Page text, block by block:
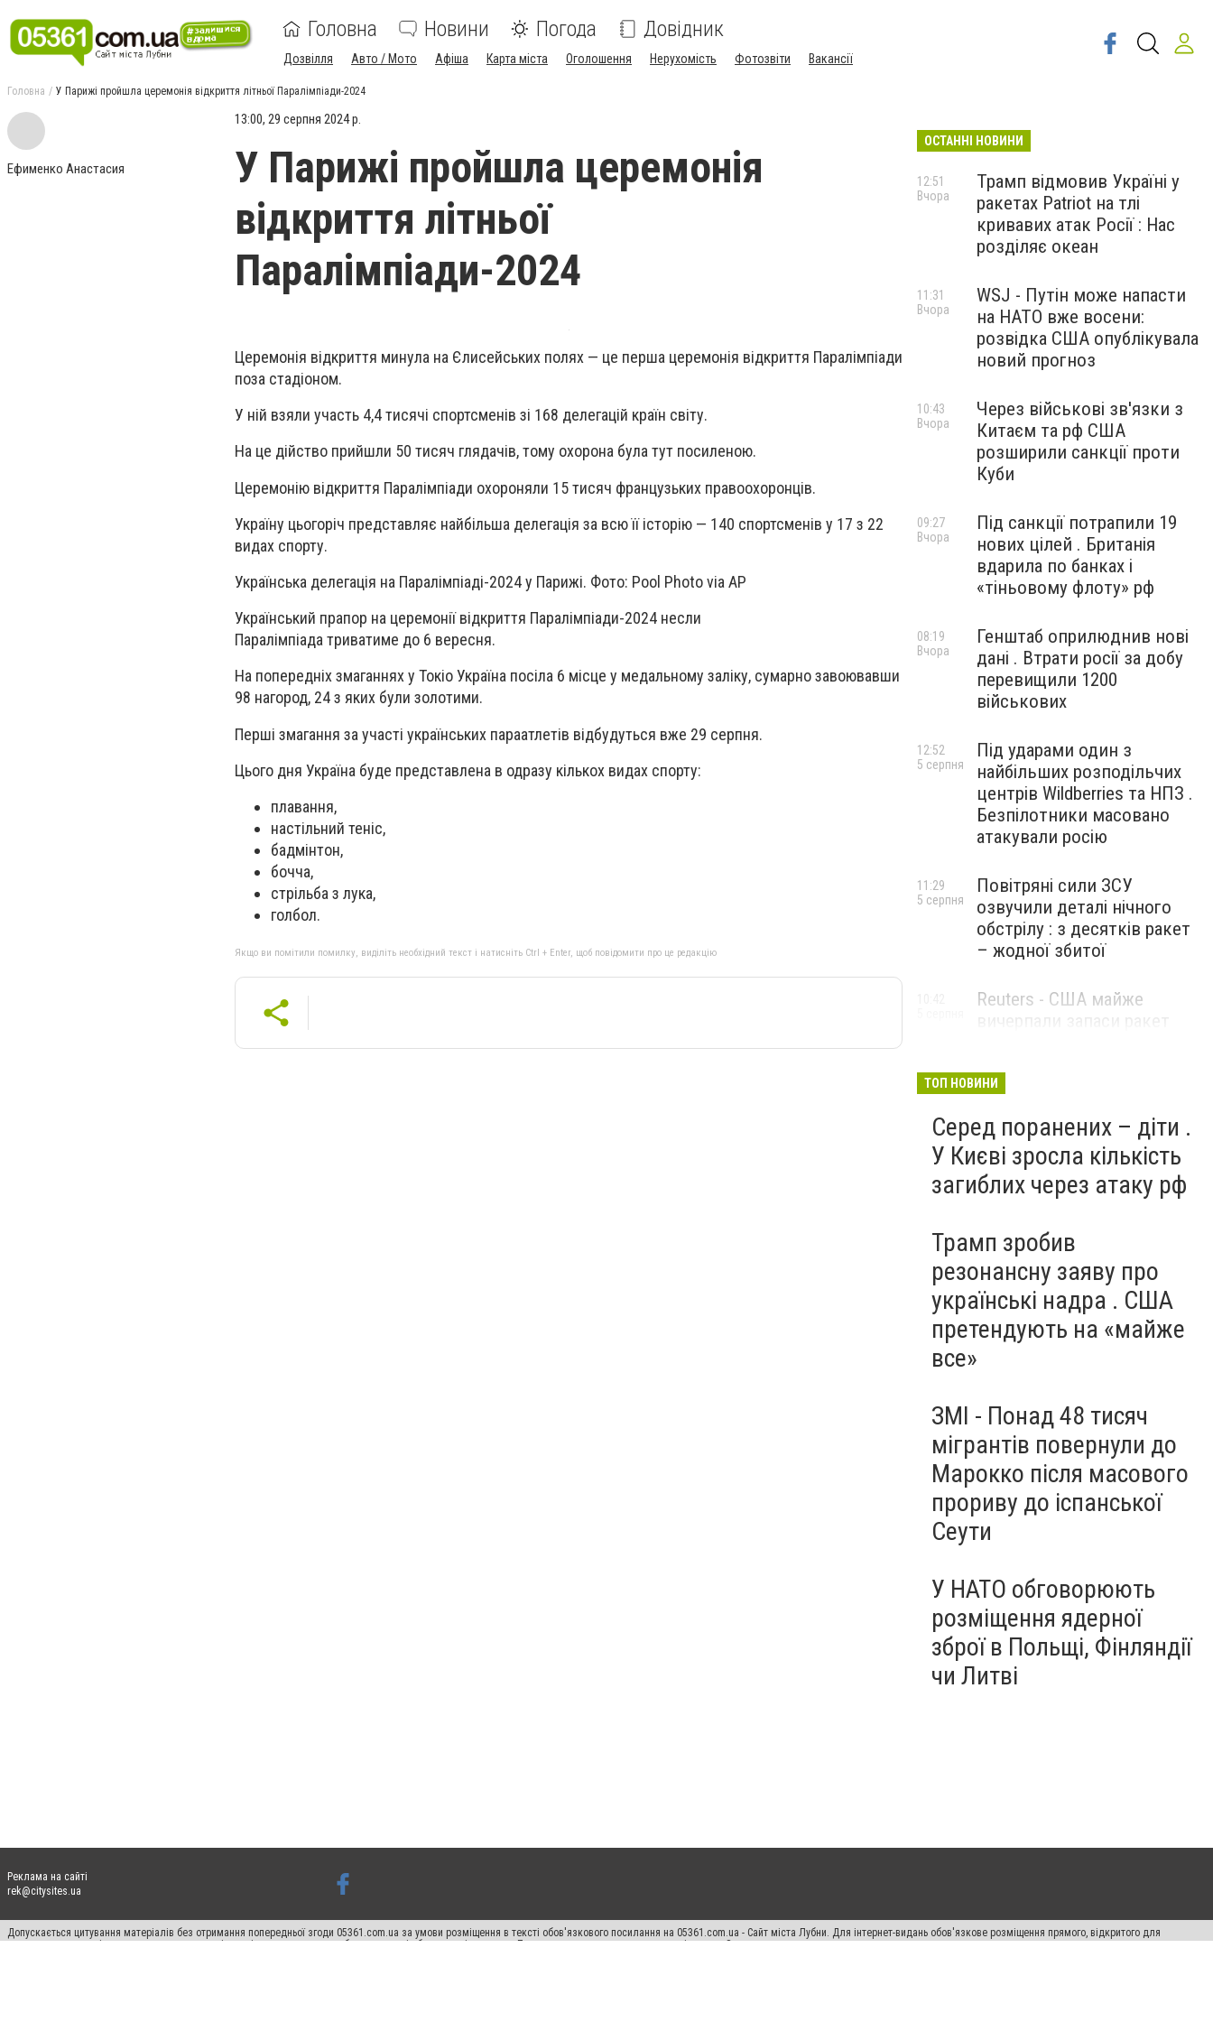
Головна Новини Погода Довідник
Дозвілля Авто / Мото Афіша Карта міста Оголошення Нерухомість Фотозвіти Вакансії
Головна У Парижі пройшла церемонія відкриття літньої Паралімпіади-2024
Ефименко Анастасия
13:00, 29 серпня 2024 р.
У Парижі пройшла церемонія
відкриття літньої
Паралімпіади-2024
Церемонія відкриття минула на Єлисейських полях — це перша церемонія відкриття Паралімпіади
поза стадіоном.
У ній взяли участь 4,4 тисячі спортсменів зі 168 делегацій країн світу.
На це дійство прийшли 50 тисяч глядачів, тому охорона була тут посиленою.
Церемонію відкриття Паралімпіади охороняли 15 тисяч французьких правоохоронців.
Україну цьогоріч представляє найбільша делегація за всю її історію — 140 спортсменів у 17 з 22
видах спорту.
Українська делегація на Паралімпіаді-2024 у Парижі. Фото: Pool Photo via AP
Український прапор на церемонії відкриття Паралімпіади-2024 несли
Паралімпіада триватиме до 6 вересня.
На попередніх змаганнях у Токіо Україна посіла 6 місце у медальному заліку, сумарно завоювавши
98 нагород, 24 з яких були золотими.
Перші змагання за участі українських параатлетів відбудуться вже 29 серпня.
Цього дня Україна буде представлена в одразу кількох видах спорту:
плавання,
настільний теніс,
бадмінтон,
бочча,
стрільба з лука,
голбол.
Якщо ви помітили помилку, виділіть необхідний текст і натисніть Ctrl + Enter, щоб повідомити про це редакцію
ОСТАННІ НОВИНИ
Трамп відмовив Україні у
ракетах Patriot на тлі
кривавих атак Росії : Нас
розділяє океан
12:51
Вчора
WSJ - Путін може напасти
на НАТО вже восени:
розвідка США опублікувала
новий прогноз
11:31
Вчора
Через військові зв'язки з
Китаєм та рф США
розширили санкції проти
Куби
10:43
Вчора
Під санкції потрапили 19
нових цілей . Британія
вдарила по банках і
«тіньовому флоту» рф
09:27
Вчора
Генштаб оприлюднив нові
дані . Втрати росії за добу
перевищили 1200
військових
08:19
Вчора
Під ударами один з
найбільших розподільчих
центрів Wildberries та НПЗ .
Безпілотники масовано
атакували росію
12:52
5 серпня
Повітряні сили ЗСУ
озвучили деталі нічного
обстрілу : з десятків ракет
– жодної збитої
11:29
5 серпня
Reuters - США майже
ТОП НОВИНИ
Серед поранених – діти .
У Києві зросла кількість
загиблих через атаку рф
Трамп зробив
резонансну заяву про
українські надра . США
претендують на «майже
все»
ЗМІ - Понад 48 тисяч
мігрантів повернули до
Марокко після масового
прориву до іспанської
Сеути
У НАТО обговорюють
розміщення ядерної
зброї в Польщі, Фінляндії
чи Литві
Реклама на сайті
rek@citysites.ua
Допускається цитування матеріалів без отримання попередньої згоди 05361.com.ua за умови розміщення в тексті обов'язкового посилання на 05361.com.ua - Сайт міста Лубни. Для інтернет-видань обов'язкове розміщення прямого, відкритого для
пошукових систем гіперпосилання на цитовані статті не нижче другого абзацу в тексті або в якості джерела. Порушення виняткових прав переслідується Законом.